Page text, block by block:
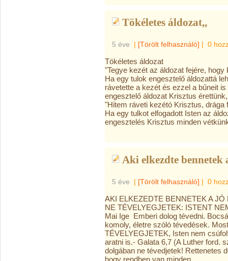
Tökéletes áldozat,,
5 éve | [Törölt felhasználó] | 0
Tökéletes áldozat
"Tegye kezét az áldozat fejére,
Ha egy tulok engesztelő áldozattá
rávetette a kezét és ezzel a bűneit
engesztelő áldozat Krisztus
"Hitem ráveti kezétó Krisztus, drága
Ha egy tulkot elfogadott Isten az
engesztelés Krisztus minden
Aki elkezdte bennetek
5 éve | [Törölt felhasználó] | 0
AKI ELKEZEDTE BENNETEK A JÓ
NE TÉVELYEGJETEK: ISTENT
Mai Ige Emberi dolog tévedni.
komoly, életre szóló tévedések.
TÉVELYEGJETEK, Isten nem
aratni is.- Galata 6,7 (A Luther ford.
dolgában ne tévedjetek! Rettenetes
hogy rendben van minden.